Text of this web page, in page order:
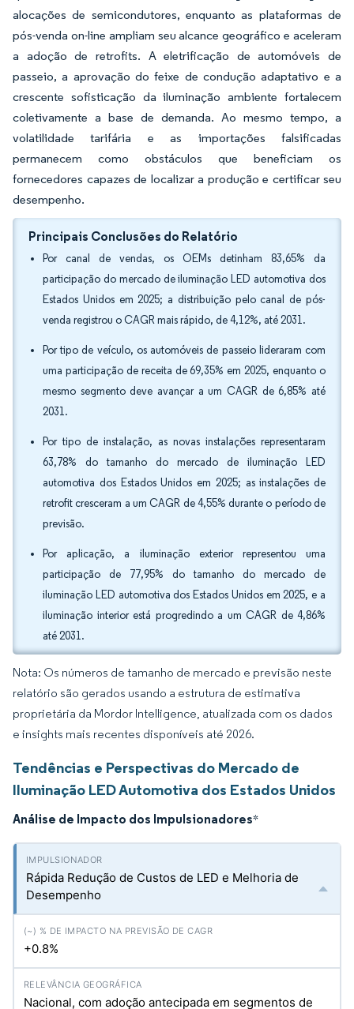
alocações de semicondutores, enquanto as plataformas de
pós-venda on-line ampliam seu alcance geográfico e aceleram
a adoção de retrofits. A eletrificação de automóveis de
passeio, a aprovação do feixe de condução adaptativo e a
crescente sofisticação da iluminação ambiente fortalecem
coletivamente a base de demanda. Ao mesmo tempo, a
volatilidade tarifária e as importações falsificadas
permanecem como obstáculos que beneficiam os
fornecedores capazes de localizar a produção e certificar seu
desempenho.
Principais Conclusões do Relatório
Por canal de vendas, os OEMs detinham 83,65% da
participação do mercado de iluminação LED automotiva dos
Estados Unidos em 2025; a distribuição pelo canal de pós-
venda registrou o CAGR mais rápido, de 4,12%, até 2031.
Por tipo de veículo, os automóveis de passeio lideraram com
uma participação de receita de 69,35% em 2025, enquanto o
mesmo segmento deve avançar a um CAGR de 6,85% até
2031.
Por tipo de instalação, as novas instalações representaram
63,78% do tamanho do mercado de iluminação LED
automotiva dos Estados Unidos em 2025; as instalações de
retrofit cresceram a um CAGR de 4,55% durante o período de
previsão.
Por aplicação, a iluminação exterior representou uma
participação de 77,95% do tamanho do mercado de
iluminação LED automotiva dos Estados Unidos em 2025, e a
iluminação interior está progredindo a um CAGR de 4,86%
até 2031.
Nota: Os números de tamanho de mercado e previsão neste
relatório são gerados usando a estrutura de estimativa
proprietária da Mordor Intelligence, atualizada com os dados
e insights mais recentes disponíveis até 2026.
Tendências e Perspectivas do Mercado de
Iluminação LED Automotiva dos Estados Unidos
Análise de Impacto dos Impulsionadores*
Rápida Redução de Custos de LED e Melhoria de
Desempenho
+0.8%
Nacional, com adoção antecipada em segmentos de